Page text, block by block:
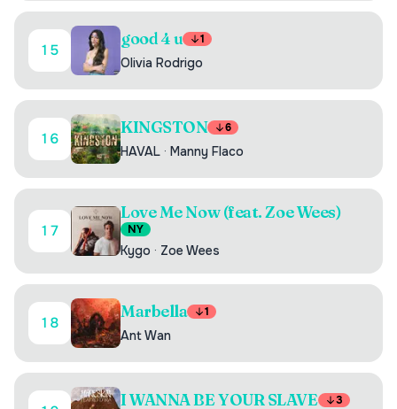
15
good 4 u 1
Olivia Rodrigo
16
KINGSTON 6
HAVAL · Manny Flaco
17
Love Me Now (feat. Zoe Wees)
NY
Kygo · Zoe Wees
18
Marbella 1
Ant Wan
I WANNA BE YOUR SLAVE 3